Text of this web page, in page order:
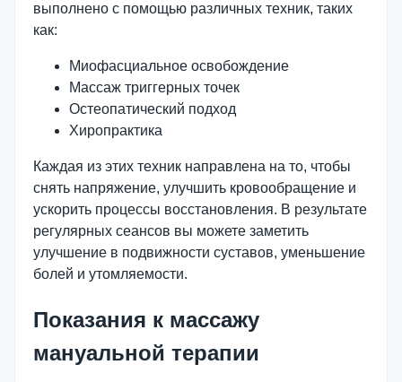
выполнено с помощью различных техник, таких
как:
Миофасциальное освобождение
Массаж триггерных точек
Остеопатический подход
Хиропрактика
Каждая из этих техник направлена на то, чтобы
снять напряжение, улучшить кровообращение и
ускорить процессы восстановления. В результате
регулярных сеансов вы можете заметить
улучшение в подвижности суставов, уменьшение
болей и утомляемости.
Показания к массажу
мануальной терапии